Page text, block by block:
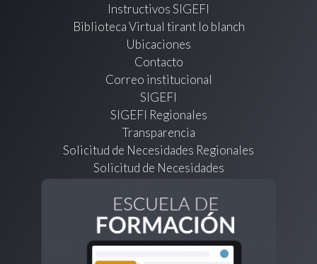
Instructivos SIGEFI
Biblioteca Virtual tirant lo blanch
Ubicaciones
Contacto
Correo institucional
SIGEFI
SIGEFI Regionales
Transparencia
Solicitud de Necesidades Regionales
Solicitud de Necesidades